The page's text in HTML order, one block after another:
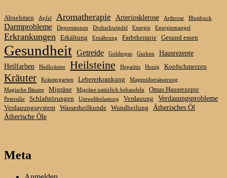
Abnehmen Apfel Aromatherapie Arteriosklerose Arthrose Blutdruck
Darmprobleme Depressionen Drehschwindel Energie Energiemangel
Erkrankungen Erkältung Ernährung Farbtherapie Gesund essen
Gesundheit Getreide Goldtopas Gurken
Hausrezepte
Heilfarben
Heilkräuter Heilsteine Hepatitis Honig Kopfschmerzen
Kräuter Kräutergarten Lebererkrankung
Magenübersäuerung
Magische Bäume
Migräne Migräne natürlich behandeln Omas Hausrezepte
Petersilie Schlafstörungen Umweltbelastung Verdauung Verdauungsprobleme
Verdauungssystem Wasserheilkunde Wundheilung
Ätherisches Öl
Ätherische Öle
Meta